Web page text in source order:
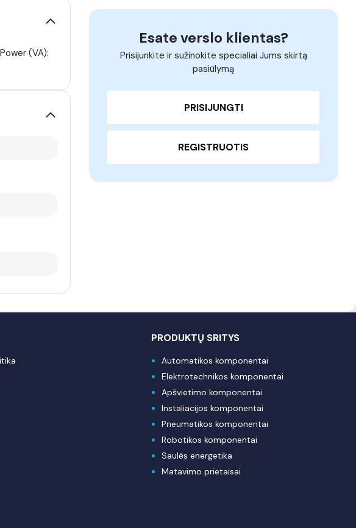
(VA):
Esate verslo klientas?
Prisijunkite ir sužinokite specialiai Jums skirtą
pasiūlymą
PRISIJUNGTI
REGISTRUOTIS
PRODUKTŲ SRITYS
Automatikos komponentai
Elektrotechnikos komponentai
Apšvietimo komponentai
Instaliacijos komponentai
Pneumatikos komponentai
Robotikos komponentai
Saulės energetika
Matavimo prietaisai